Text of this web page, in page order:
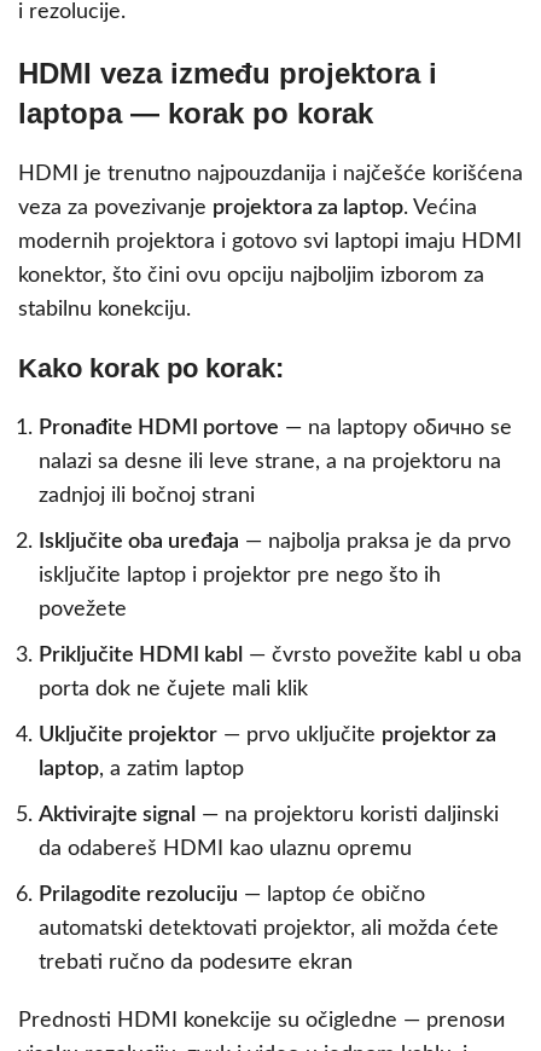
i rezolucije.
HDMI veza između projektora i
laptopa — korak po korak
HDMI je trenutno najpouzdanija i najčešće korišćena
veza za povezivanje projektora za laptop. Većina
modernih projektora i gotovo svi laptopi imaju HDMI
konektor, što čini ovu opciju najboljim izborom za
stabilnu konekciju.
Kako korak po korak:
Pronađite HDMI portove — na laptopу обично se
nalazi sa desne ili leve strane, a na projektoru na
zadnjoj ili bočnoj strani
Isključite oba uređaja — najbolja praksa je da prvo
isključite laptop i projektor pre nego što ih
povežete
Priključite HDMI kabl — čvrsto povežite kabl u oba
porta dok ne čujete mali klik
Uključite projektor — prvo uključite projektor za
laptop, a zatim laptop
Aktivirajte signal
— na projektoru koristi daljinski
da odabereš HDMI kao ulaznu opremu
Prilagodite rezoluciju — laptop će obično
automatski detektovati projektor, ali možda ćete
trebati ručno da podesите ekran
Prednosti HDMI konekcije su očigledne — prenosи